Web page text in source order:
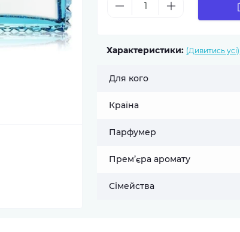
Характеристики: (Дивитись усі)
Для кого
Країна
Парфумер
Прем’єра аромату
Сімейства